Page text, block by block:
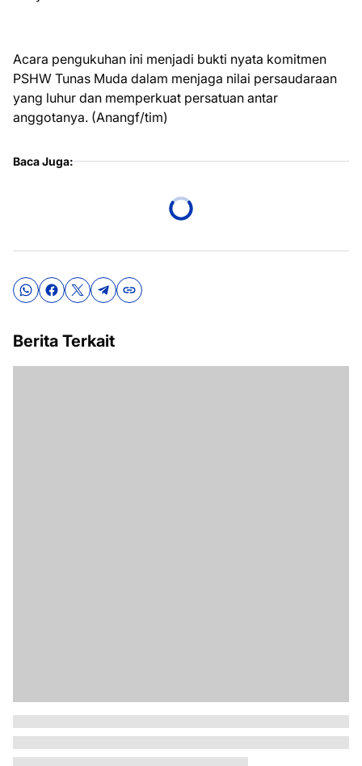
Acara pengukuhan ini menjadi bukti nyata komitmen
PSHW Tunas Muda dalam menjaga nilai persaudaraan
yang luhur dan memperkuat persatuan antar
anggotanya. (Anangf/tim)
Baca Juga:
Berita Terkait